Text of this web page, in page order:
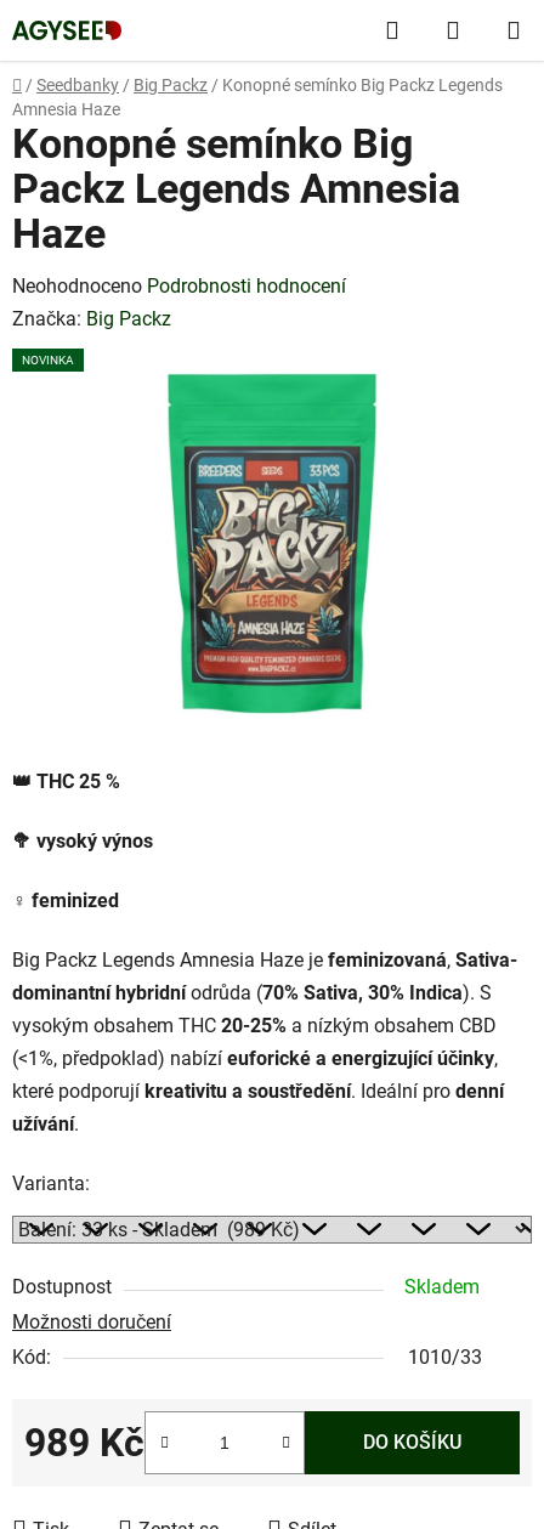
na
obsah
Hledat
KOŠÍK
Domů
/ Seedbanky / Big Packz / Konopné semínko Big Packz Legends
Amnesia Haze
👑 THC 25 %
🥦 vysoký výnos
♀️ feminized
Big Packz Legends Amnesia Haze je feminizovaná, Sativa-
dominantní hybridníodrůda (70% Sativa, 30% Indica). S
vysokým obsahem THC 20-25% a nízkým obsahem CBD
(<1%, předpoklad) nabízí euforické a energizující účinky,
které podporují kreativitu a soustředění. Ideální pro denní
užívání.
Varianta:
Dostupnost
Skladem
Možnosti doručení
Kód:
1010/33
989 Kč DO KOŠÍKU
Konopné semínko Big
Packz Legends Amnesia
Haze
Průměrné
hodnocení
produktu
Neohodnoceno Podrobnosti hodnocení
Značka: Big Packz
NOVINKA